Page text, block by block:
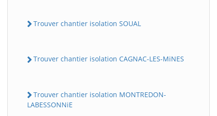
Trouver chantier isolation SOUAL
Trouver chantier isolation CAGNAC-LES-MiNES
Trouver chantier isolation MONTREDON-
LABESSONNiE